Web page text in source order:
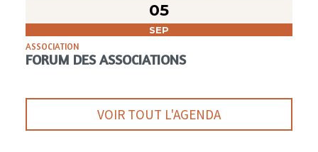
05
SEP
ASSOCIATION
FORUM DES ASSOCIATIONS
VOIR TOUT L'AGENDA